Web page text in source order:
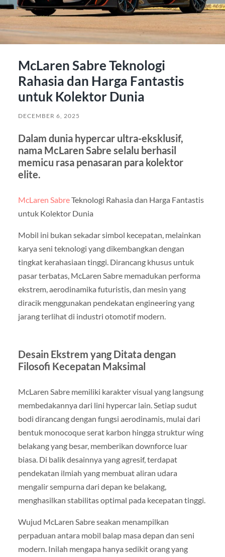
McLaren Sabre Teknologi
Rahasia dan Harga Fantastis
untuk Kolektor Dunia
DECEMBER 6, 2025
Dalam dunia hypercar ultra-eksklusif,
nama McLaren Sabre selalu berhasil
memicu rasa penasaran para kolektor
elite.
McLaren SabreTeknologi Rahasia dan Harga Fantastis
untuk Kolektor Dunia
Mobil ini bukan sekadar simbol kecepatan, melainkan
karya seni teknologi yang dikembangkan dengan
tingkat kerahasiaan tinggi. Dirancang khusus untuk
pasar terbatas, McLaren Sabre memadukan performa
ekstrem, aerodinamika futuristis, dan mesin yang
diracik menggunakan pendekatan engineering yang
jarang terlihat di industri otomotif modern.
Desain Ekstrem yang Ditata dengan
Filosofi Kecepatan Maksimal
McLaren Sabre memiliki karakter visual yang langsung
membedakannya dari lini hypercar lain. Setiap sudut
bodi dirancang dengan fungsi aerodinamis, mulai dari
bentuk monocoque serat karbon hingga struktur wing
belakang yang besar, memberikan downforce luar
biasa. Di balik desainnya yang agresif, terdapat
pendekatan ilmiah yang membuat aliran udara
mengalir sempurna dari depan ke belakang,
menghasilkan stabilitas optimal pada kecepatan tinggi.
Wujud McLaren Sabre seakan menampilkan
perpaduan antara mobil balap masa depan dan seni
modern. Inilah mengapa hanya sedikit orang yang